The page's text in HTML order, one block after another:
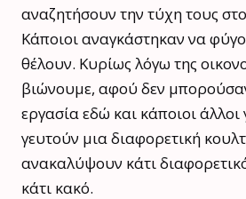
αναζητήσουν την τύχη τους
Κάποιοι αναγκάστηκαν να
θέλουν. Κυρίως λόγω της
βιώνουμε, αφού δεν
εργασία εδώ και κάποιοι άλλοι
γευτούν μια διαφορετική
ανακαλύψουν κάτι
κάτι κακό.